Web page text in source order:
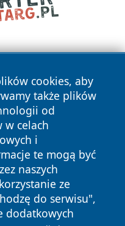
cookies, aby
także plików
od
w celach
i
te mogą być
naszych
ze
do serwisu",
dodatkowych
Wszystkie prawa
Polityka
Cookies